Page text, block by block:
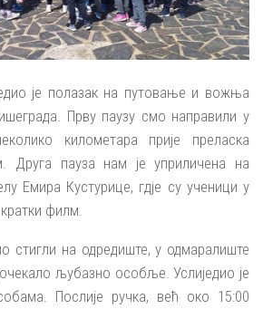
је полазак на путовање и вожња
Прву паузу смо направили у
километара прије преласка
Друга пауза нам је уприличена на
Емира Кустурице, гдје су ученици у
филм.
стигли на одредиште, у одмаралиште
дочекало љубазно особље. Услиједио је
Послије ручка, већ око 15:00